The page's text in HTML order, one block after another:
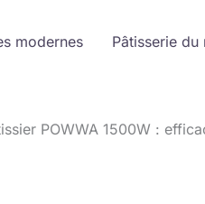
modernes Pâtisserie du
POWWA 1500W :